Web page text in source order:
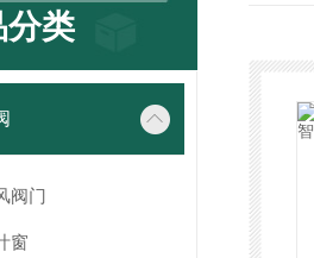
分类
阀门
窗